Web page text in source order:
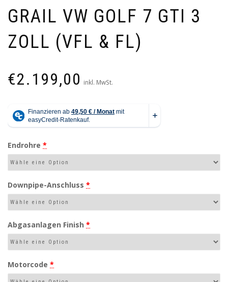
GRAIL VW GOLF 7 GTI 3
ZOLL (VFL & FL)
€2.199,00 inkl. MwSt.
Endrohre *
Downpipe-Anschluss *
Abgasanlagen Finish *
Motorcode *